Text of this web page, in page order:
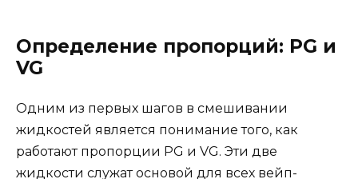
Определение пропорций: PG и
VG
Одним из первых шагов в смешивании
жидкостей является понимание того, как
работают пропорции PG и VG. Эти две
жидкости служат основой для всех вейп-